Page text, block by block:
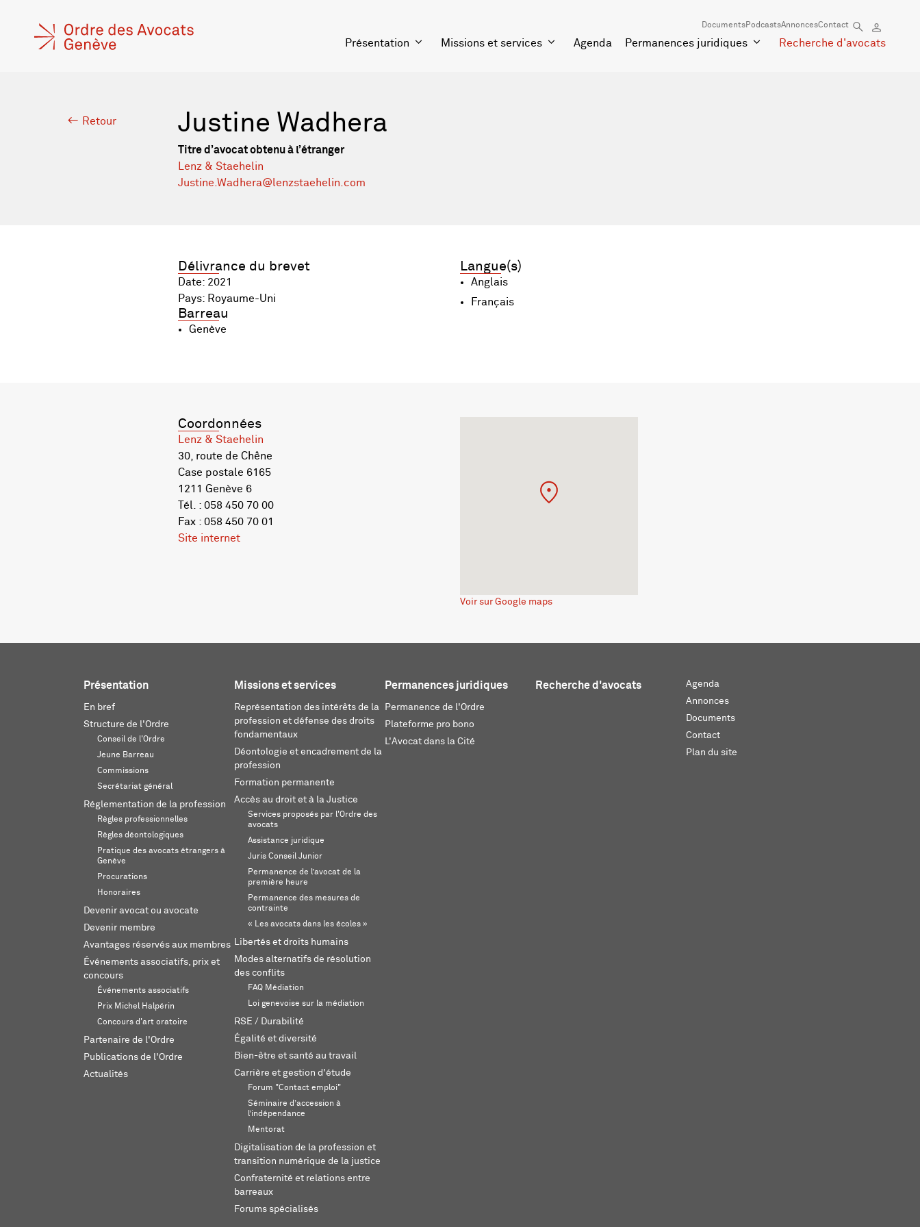
DocumentsPodcastsAnnoncesContact
Présentation Missions et services Agenda Permanences juridiques Recherche d'avocats
Retour Justine Wadhera
Titre d’avocat obtenu à l’étranger
Lenz & Staehelin
Justine.Wadhera@lenzstaehelin.com
Délivrance du brevet
Date: 2021
Pays: Royaume-Uni
Barreau
Genève
Langue(s)
Anglais
Français
Coordonnées
Lenz & Staehelin
30, route de Chêne
Case postale 6165
1211 Genève 6
Tél. : 058 450 70 00
Fax : 058 450 70 01
Site internet
Voir sur Google maps
Présentation
En bref
Structure de l'Ordre
Conseil de l'Ordre
Jeune Barreau
Commissions
Secrétariat général
Réglementation de la profession
Règles professionnelles
Règles déontologiques
Pratique des avocats étrangers à
Genève
Procurations
Honoraires
Devenir avocat ou avocate
Devenir membre
Avantages réservés aux membres
Événements associatifs, prix et
concours
Événements associatifs
Prix Michel Halpérin
Concours d'art oratoire
Partenaire de l'Ordre
Publications de l'Ordre
Actualités
Missions et services
Représentation des intérêts de la
profession et défense des droits
fondamentaux
Déontologie et encadrement de la
profession
Formation permanente
Accès au droit et à la Justice
Services proposés par l'Ordre des
avocats
Assistance juridique
Juris Conseil Junior
Permanence de l’avocat de la
première heure
Permanence des mesures de
contrainte
« Les avocats dans les écoles »
Libertés et droits humains
Modes alternatifs de résolution
des conflits
FAQ Médiation
Loi genevoise sur la médiation
RSE / Durabilité
Égalité et diversité
Bien-être et santé au travail
Carrière et gestion d'étude
Forum "Contact emploi"
Séminaire d’accession à
l’indépendance
Mentorat
Digitalisation de la profession et
transition numérique de la justice
Confraternité et relations entre
barreaux
Forums spécialisés
Permanences juridiques
Permanence de l'Ordre
Plateforme pro bono
L'Avocat dans la Cité
Recherche d'avocats
Agenda
Annonces
Documents
Contact
Plan du site